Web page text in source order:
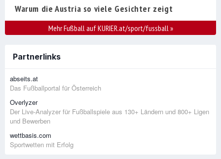
Warum die Austria so viele Gesichter zeigt
Mehr Fußball auf KURIER.at/sport/fussball»
Partnerlinks
abseits.at
Das Fußballportal für Österreich
Overlyzer
Der Live-Analyzer für Fußballspiele aus 130+ Ländern und 800+ Ligen
und Bewerben
wettbasis.com
Sportwetten mit Erfolg